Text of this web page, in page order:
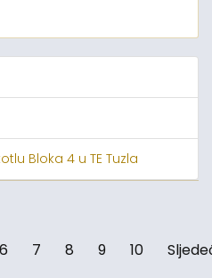
Bloka 4 u TE Tuzla
6 7 8 9 10